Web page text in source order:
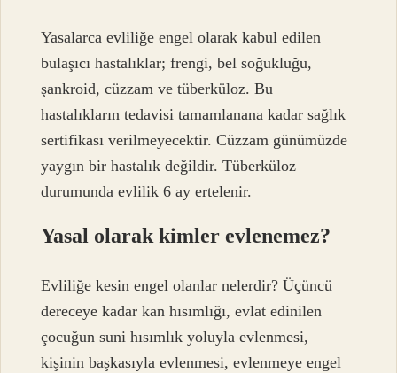
Yasalarca evliliğe engel olarak kabul edilen
bulaşıcı hastalıklar; frengi, bel soğukluğu,
şankroid, cüzzam ve tüberküloz. Bu
hastalıkların tedavisi tamamlanana kadar sağlık
sertifikası verilmeyecektir. Cüzzam günümüzde
yaygın bir hastalık değildir. Tüberküloz
durumunda evlilik 6 ay ertelenir.
Yasal olarak kimler evlenemez?
Evliliğe kesin engel olanlar nelerdir? Üçüncü
dereceye kadar kan hısımlığı, evlat edinilen
çocuğun suni hısımlık yoluyla evlenmesi,
kişinin başkasıyla evlenmesi, evlenmeye engel